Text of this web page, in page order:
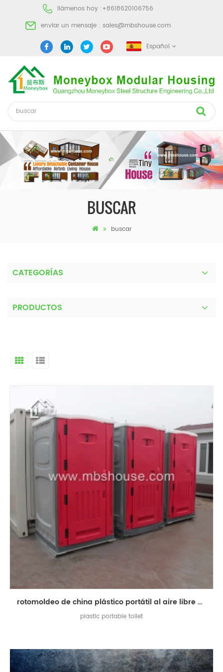
llámenos hoy :+8618620106756
enviar un mensaje : sales@mbshouse.com
Español
BUSCAR
buscar
CATEGORÍAS
PRODUCTOS
rotomoldeo de china plástico portátil al aire libre móvil inodoro
plastic portable toilet